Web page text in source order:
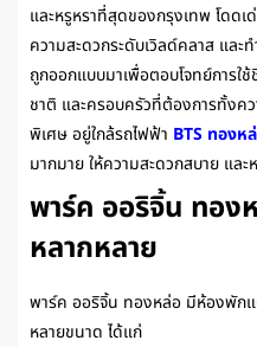
และหรูหราที่สุดของกรุงเทพ โดด
ความสะดวกระดับเวิลด์คลาส และ
ถูกออกแบบมาเพื่อตอบโจทย์การใ
ชาติ และครอบครัวที่ต้องการทั้งค
พิเศษ อยู่ใกล้รถไฟฟ้า BTS ทองห
มากมาย ให้ความสะดวกสบาย แล
พาร์ค ออริจิ้น ทอง
หลากหลาย
พาร์ค ออริจิ้น ทองหล่อ มีห้องพัก
หลายขนาด ได้แก่